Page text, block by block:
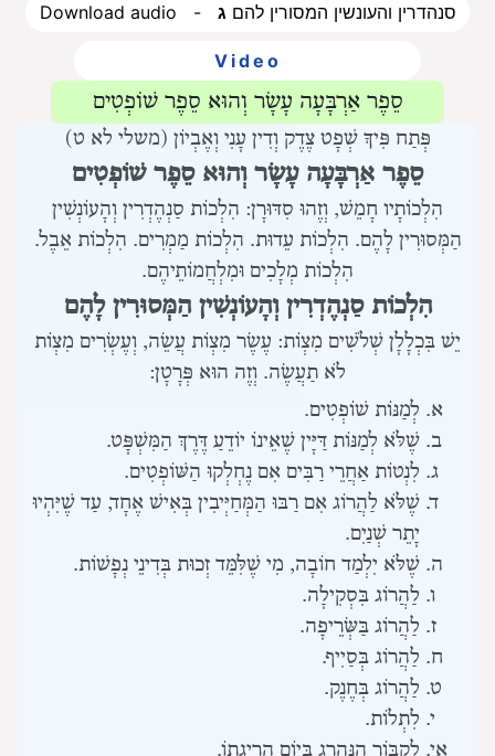
Download audio - סנהדרין והעונשין המסורין להםג
Video
סֵפֶר אַרְבָּעָה עָשָׂר וְהוּא סֵפֶר שׁוֹפְטִים
פְּתַח פִּיךָ שְׁפָט צֶדֶק וְדִין עָנִי וְאֶבְיוֹן (משלי לא ט)
סֵפֶר אַרְבָּעָה עָשָׂר וְהוּא סֵפֶר שׁוֹפְטִים
הִלְכוֹתָיו חָמֵשׁ, וְזֶהוּ סִדּוּרָן: הִלְכוֹת סַנְהֶדְרִין וְהָעוֹנְשִׁין
הַמְּסוּרִין לָהֶם. הִלְכוֹת עֵדוּת. הִלְכוֹת מַמְרִים. הִלְכוֹת אֵבֶל.
הִלְכוֹת מְלָכִים וּמִלְחֲמוֹתֵיהֶם.
הִלְכוֹת סַנְהֶדְרִין וְהָעוֹנְשִׁין הַמְּסוּרִין לָהֶם
יֵשׁ בִּכְלָלָן שְׁלֹשִׁים מִצְוֹת: עֶשֶׂר מִצְוֹת עֲשֵׂה, וְעֶשְׂרִים מִצְוֹת
לֹא תַעֲשֶׂה. וְזֶה הוּא פְּרָטָן:
לְמַנּוֹת שׁוֹפְטִים.
שֶׁלֹּא לְמַנּוֹת דַּיָּין שֶׁאֵינוֹ יוֹדֵעַ דֶּרֶךְ הַמִּשְׁפָּט.
לִנְטוֹת אַחֲרֵי רַבִּים אִם נֶחְלְקוּ הַשּׁוֹפְטִים.
שֶׁלֹּא לַהֲרוֹג אִם רַבּוּ הַמְּחַיְּיבִין בְּאִישׁ אֶחָד, עַד שֶׁיִּהְיוּ
יָתֵר שְׁנַיִם.
שֶׁלֹּא יִלְמַד חוֹבָה, מִי שֶׁלִּמֵּד זְכוּת בְּדִינֵי נְפָשׁוֹת.
לַהֲרוֹג בִּסְקִילָה.
לַהֲרוֹג בַּשְּׂרֵיפָה.
לַהֲרוֹג בְּסַיִיף.
לַהֲרוֹג בְּחֶנֶק.
לִתְלוֹת.